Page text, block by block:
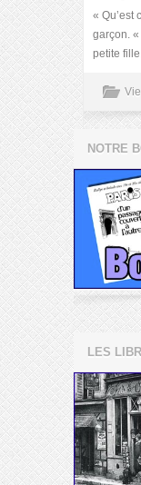
« Qu’est
garçon.
petite
NOTRE
LES